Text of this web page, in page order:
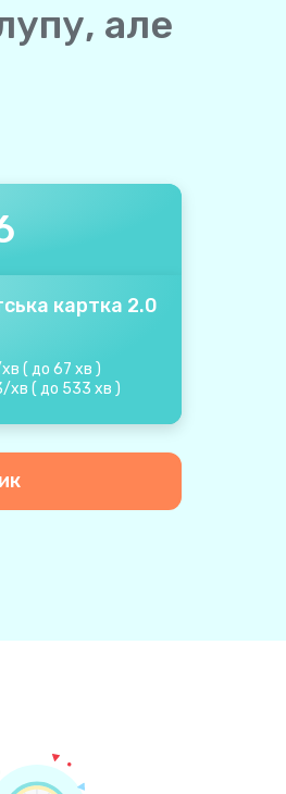
але
картка 2.0
хв ( до 67 хв )
/хв ( до 533 хв )